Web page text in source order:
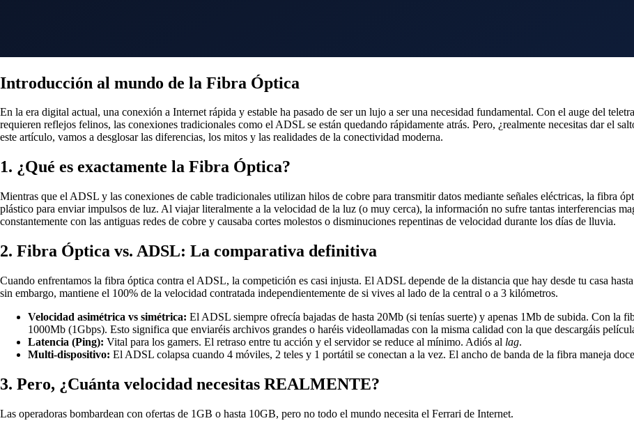
Introducción al mundo de la Fibra Óptica
En la era digital actual, una conexión a Internet rápida y estable ha pasado de ser un lujo a ser una necesidad fundamental. Con el auge del
requieren reflejos felinos, las conexiones tradicionales como el ADSL se están quedando rápidamente atrás. Pero, ¿realmente necesitas dar el
este artículo, vamos a desglosar las diferencias, los mitos y las realidades de la conectividad moderna.
1. ¿Qué es exactamente la Fibra Óptica?
Mientras que el ADSL y las conexiones de cable tradicionales utilizan hilos de cobre para transmitir datos mediante señales eléctricas, la fibra
plástico para enviar impulsos de luz. Al viajar literalmente a la velocidad de la luz (o muy cerca), la información no sufre tantas interferencias
constantemente con las antiguas redes de cobre y causaba cortes molestos o disminuciones repentinas de velocidad durante los días de lluvia.
2. Fibra Óptica vs. ADSL: La comparativa definitiva
Cuando enfrentamos la fibra óptica contra el ADSL, la competición es casi injusta. El ADSL depende de la distancia que hay desde tu casa
sin embargo, mantiene el 100% de la velocidad contratada independientemente de si vives al lado de la central o a 3 kilómetros.
Velocidad asimétrica vs simétrica: El ADSL siempre ofrecía bajadas de hasta 20Mb (si tenías suerte) y apenas 1Mb de subida. Con la
1000Mb (1Gbps). Esto significa que enviaréis archivos grandes o haréis videollamadas con la misma calidad con la que descargáis
Latencia (Ping): Vital para los gamers. El retraso entre tu acción y el servidor se reduce al mínimo. Adiós al lag.
Multi-dispositivo: El ADSL colapsa cuando 4 móviles, 2 teles y 1 portátil se conectan a la vez. El ancho de banda de la fibra maneja
3. Pero, ¿Cuánta velocidad necesitas REALMENTE?
Las operadoras bombardean con ofertas de 1GB o hasta 10GB, pero no todo el mundo necesita el Ferrari de Internet.